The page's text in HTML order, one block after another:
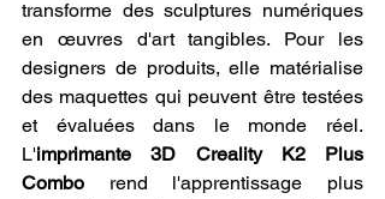
transforme des sculptures numériques
en œuvres d'art tangibles. Pour les
designers de produits, elle matérialise
des maquettes qui peuvent être testées
et évaluées dans le monde réel.
L'imprimante 3D Creality K2 Plus
Combo rend l'apprentissage plus